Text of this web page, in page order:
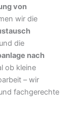
von
wir die
und die
nach
ob kleine
– wir
fachgerechte